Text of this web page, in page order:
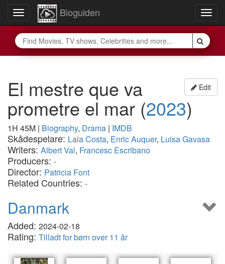
Toggle
navigation
Bioguiden
Edit
El mestre que va
prometre el mar (2023)
1H 45M | Biography, Drama | IMDB
Skådespelare: Laia Costa, Enric Auquer, Luisa Gavasa
Writers: Albert Val, Francesc Escribano
Producers: -
Director: Patricia Font
Related Countries: -
Danmark
Added: 2024-02-18
Rating: Tilladt for børn over 11 år